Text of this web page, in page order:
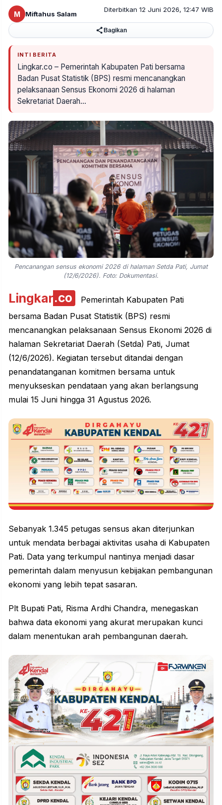
M Miftahus Salam
Diterbitkan 12 Juni 2026, 12:47 WIB
Bagikan
INTI BERITA
Lingkar.co – Pemerintah Kabupaten Pati bersama
Badan Pusat Statistik (BPS) resmi mencanangkan
pelaksanaan Sensus Ekonomi 2026 di halaman
Sekretariat Daerah…
Pencanangan sensus ekonomi 2026 di halaman Setda Pati, Jumat
(12/6/2026). Foto: Dokumentasi.
Lingkar.co
Pemerintah Kabupaten Pati
bersama Badan Pusat Statistik (BPS) resmi
mencanangkan pelaksanaan Sensus Ekonomi 2026 di
halaman Sekretariat Daerah (Setda) Pati, Jumat
(12/6/2026). Kegiatan tersebut ditandai dengan
penandatanganan komitmen bersama untuk
menyukseskan pendataan yang akan berlangsung
mulai 15 Juni hingga 31 Agustus 2026.
Sebanyak 1.345 petugas sensus akan diterjunkan
untuk mendata berbagai aktivitas usaha di Kabupaten
Pati. Data yang terkumpul nantinya menjadi dasar
pemerintah dalam menyusun kebijakan pembangunan
ekonomi yang lebih tepat sasaran.
Plt Bupati Pati, Risma Ardhi Chandra, menegaskan
bahwa data ekonomi yang akurat merupakan kunci
dalam menentukan arah pembangunan daerah.